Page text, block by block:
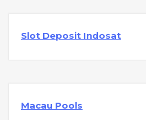
Slot Deposit Indosat
Macau Pools